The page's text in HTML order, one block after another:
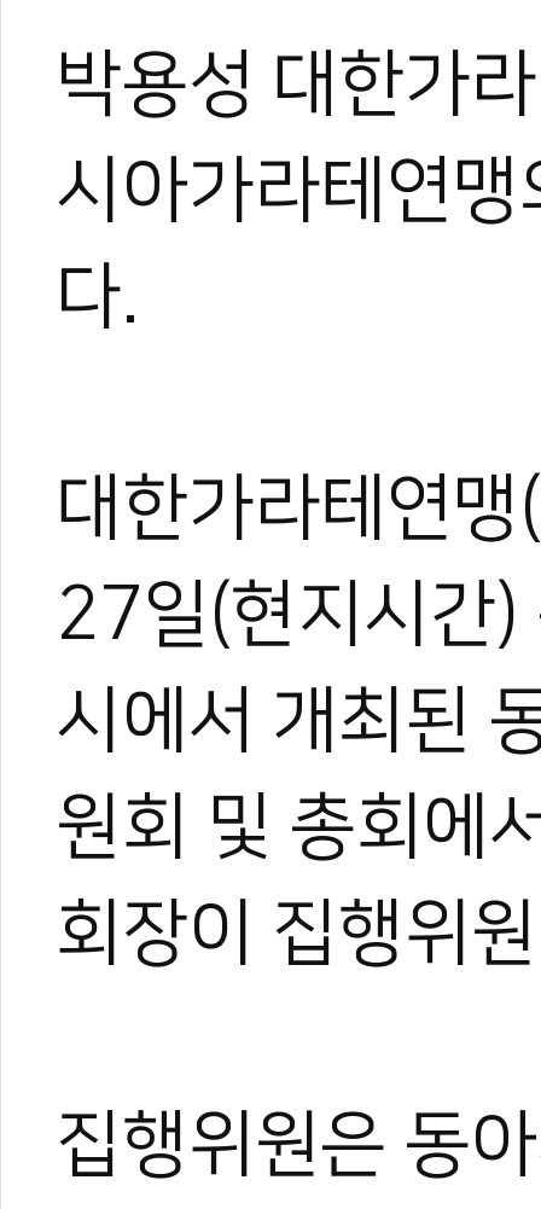
박용성 대한가
시아가라테연
다.
대한가라테연
27일(현지시간)
시에서 개최된
원회 및 총회에
회장이 집행위
집행위원은 동